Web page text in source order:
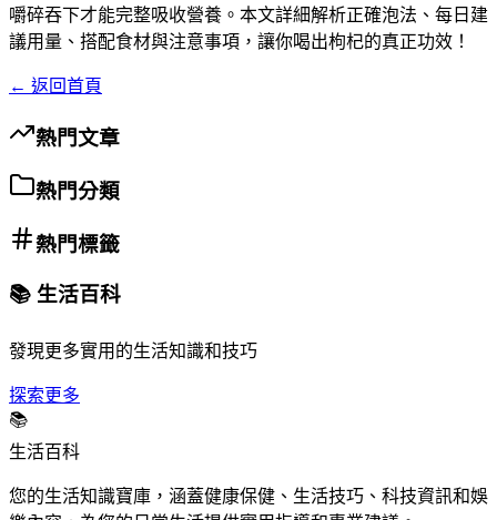
嚼碎吞下才能完整吸收營養。本文詳細解析正確泡法、每日建
議用量、搭配食材與注意事項，讓你喝出枸杞的真正功效！
← 返回首頁
熱門文章
熱門分類
熱門標籤
📚 生活百科
發現更多實用的生活知識和技巧
探索更多
📚
生活百科
您的生活知識寶庫，涵蓋健康保健、生活技巧、科技資訊和娛